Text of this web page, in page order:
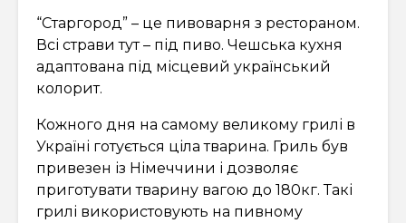
“Старгород” – це пивоварня з рестораном.
Всі страви тут – під пиво. Чешська кухня
адаптована під місцевий український
колорит.
Кожного дня на самому великому грилі в
Україні готується ціла тварина. Гриль був
привезен із Німеччини і дозволяє
приготувати тварину вагою до 180кг. Такі
грилі використовують на пивному